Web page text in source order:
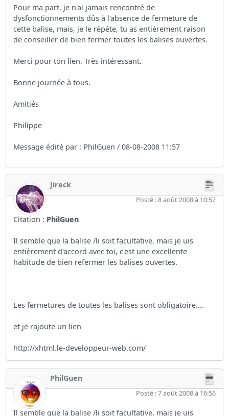
Pour ma part, je n'ai jamais rencontré de
dysfonctionnements dûs à l'absence de fermeture de
cette balise, mais, je le répète, tu as entièrement raison
de conseiller de bien fermer toutes les balises ouvertes.
Merci pour ton lien. Très intéressant.
Bonne journée à tous.
Amitiés
Philippe
Message édité par : PhilGuen / 08-08-2008 11:57
Jireck
Posté : 8 août 2008 à 10:57
Citation : PhilGuen
Il semble que la balise /li soit facultative, mais je uis
entièrement d'accord avec toi, c'est une excellente
habitude de bien refermer les balises ouvertes.
Les fermetures de toutes les balises sont obligatoire....
et je rajoute un lien
http://xhtml.le-developpeur-web.com/
PhilGuen
Posté : 7 août 2008 à 16:56
Il semble que la balise /li soit facultative, mais je uis